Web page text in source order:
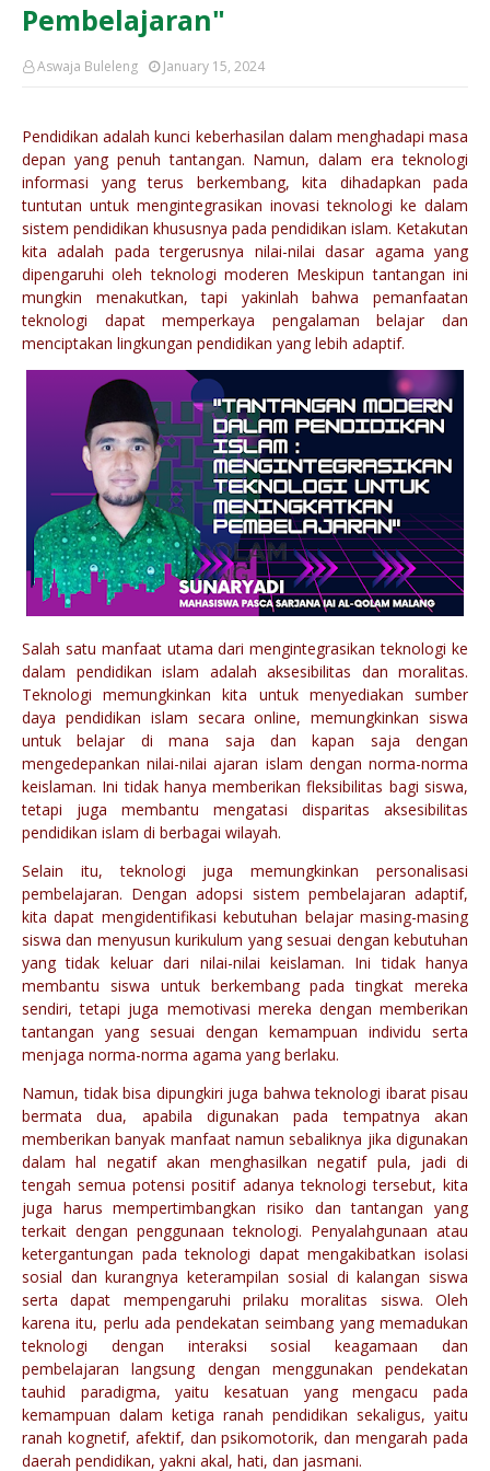
Pembelajaran"
Aswaja Buleleng January 15, 2024
Pendidikan adalah kunci keberhasilan dalam menghadapi masa
depan yang penuh tantangan. Namun, dalam era teknologi
informasi yang terus berkembang, kita dihadapkan pada
tuntutan untuk mengintegrasikan inovasi teknologi ke dalam
sistem pendidikan khususnya pada pendidikan islam. Ketakutan
kita adalah pada tergerusnya nilai-nilai dasar agama yang
dipengaruhi oleh teknologi moderen Meskipun tantangan ini
mungkin menakutkan, tapi yakinlah bahwa pemanfaatan
teknologi dapat memperkaya pengalaman belajar dan
menciptakan lingkungan pendidikan yang lebih adaptif.
Salah satu manfaat utama dari mengintegrasikan teknologi ke
dalam pendidikan islam adalah aksesibilitas dan moralitas.
Teknologi memungkinkan kita untuk menyediakan sumber
daya pendidikan islam secara online, memungkinkan siswa
untuk belajar di mana saja dan kapan saja dengan
mengedepankan nilai-nilai ajaran islam dengan norma-norma
keislaman. Ini tidak hanya memberikan fleksibilitas bagi siswa,
tetapi juga membantu mengatasi disparitas aksesibilitas
pendidikan islam di berbagai wilayah.
Selain itu, teknologi juga memungkinkan personalisasi
pembelajaran. Dengan adopsi sistem pembelajaran adaptif,
kita dapat mengidentifikasi kebutuhan belajar masing-masing
siswa dan menyusun kurikulum yang sesuai dengan kebutuhan
yang tidak keluar dari nilai-nilai keislaman. Ini tidak hanya
membantu siswa untuk berkembang pada tingkat mereka
sendiri, tetapi juga memotivasi mereka dengan memberikan
tantangan yang sesuai dengan kemampuan individu serta
menjaga norma-norma agama yang berlaku.
Namun, tidak bisa dipungkiri juga bahwa teknologi ibarat pisau
bermata dua, apabila digunakan pada tempatnya akan
memberikan banyak manfaat namun sebaliknya jika digunakan
dalam hal negatif akan menghasilkan negatif pula, jadi di
tengah semua potensi positif adanya teknologi tersebut, kita
juga harus mempertimbangkan risiko dan tantangan yang
terkait dengan penggunaan teknologi. Penyalahgunaan atau
ketergantungan pada teknologi dapat mengakibatkan isolasi
sosial dan kurangnya keterampilan sosial di kalangan siswa
serta dapat mempengaruhi prilaku moralitas siswa. Oleh
karena itu, perlu ada pendekatan seimbang yang memadukan
teknologi dengan interaksi sosial keagamaan dan
pembelajaran langsung dengan menggunakan pendekatan
tauhid paradigma, yaitu kesatuan yang mengacu pada
kemampuan dalam ketiga ranah pendidikan sekaligus, yaitu
ranah kognetif, afektif, dan psikomotorik, dan mengarah pada
daerah pendidikan, yakni akal, hati, dan jasmani.